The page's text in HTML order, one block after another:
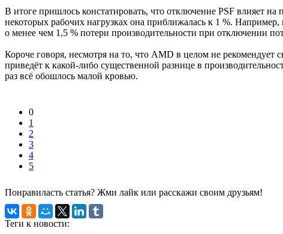
В итоге пришлось констатировать, что отключение PSF влияет
некоторых рабочих нагрузках она приближалась к 1 %.
о менее чем 1,5 % потери производительности при отключении
Короче говоря, несмотря на то, что AMD в целом не рекомендует
приведёт к какой-либо существенной разнице в
раз всё обошлось малой кровью.
0
1
2
3
4
5
Понравиласть статья? Жми лайк или расскажи своим друзьям!
Теги к новости: